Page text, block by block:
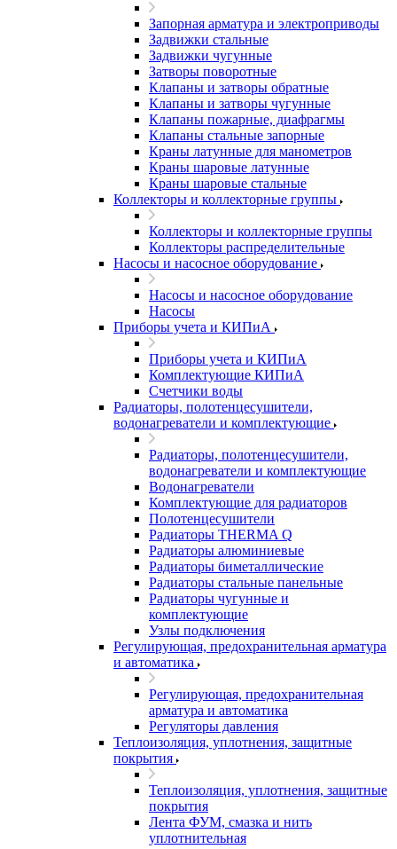
Запорная арматура и электроприводы
Задвижки стальные
Задвижки чугунные
Затворы поворотные
Клапаны и затворы обратные
Клапаны и затворы чугунные
Клапаны пожарные, диафрагмы
Клапаны стальные запорные
Краны латунные для манометров
Краны шаровые латунные
Краны шаровые стальные
Коллекторы и коллекторные группы
Коллекторы и коллекторные группы
Коллекторы распределительные
Насосы и насосное оборудование
Насосы и насосное оборудование
Насосы
Приборы учета и КИПиА
Приборы учета и КИПиА
Комплектующие КИПиА
Счетчики воды
Радиаторы, полотенцесушители,
водонагреватели и комплектующие
Радиаторы, полотенцесушители,
водонагреватели и комплектующие
Водонагреватели
Комплектующие для радиаторов
Полотенцесушители
Радиаторы THERMA Q
Радиаторы алюминиевые
Радиаторы биметаллические
Радиаторы стальные панельные
Радиаторы чугунные и
комплектующие
Узлы подключения
Регулирующая, предохранительная арматура
и автоматика
Регулирующая, предохранительная
арматура и автоматика
Регуляторы давления
Теплоизоляция, уплотнения, защитные
покрытия
Теплоизоляция, уплотнения, защитные
покрытия
Лента ФУМ, смазка и нить
уплотнительная